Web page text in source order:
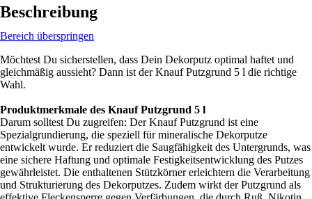
Beschreibung
Bereich überspringen
Möchtest Du sicherstellen, dass Dein Dekorputz optimal haftet und
gleichmäßig aussieht? Dann ist der Knauf Putzgrund 5 l die richtige
Wahl.
Produktmerkmale des Knauf Putzgrund 5 l
Darum solltest Du zugreifen: Der Knauf Putzgrund ist eine
Spezialgrundierung, die speziell für mineralische Dekorputze
entwickelt wurde. Er reduziert die Saugfähigkeit des Untergrunds, was
eine sichere Haftung und optimale Festigkeitsentwicklung des Putzes
gewährleistet. Die enthaltenen Stützkörner erleichtern die Verarbeitung
und Strukturierung des Dekorputzes. Zudem wirkt der Putzgrund als